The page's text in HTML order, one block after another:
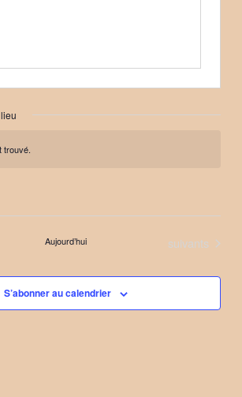
trouvé.
Aujourd’hui Évènements
suivants
S’abonner au calendrier